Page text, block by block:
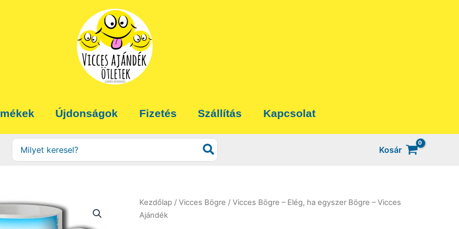
Újdonságok Fizetés Szállítás Kapcsolat
Search
for:
Kosár
Kezdőlap / Vicces Bögre / Vicces Bögre – Elég, ha egyszer Bögre – Vicces
Ajándék